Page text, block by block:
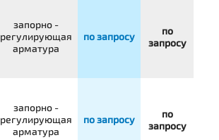
запорно -
регулирующая
арматура
по запросу
по
запросу
запорно -
регулирующая
арматура
по запросу
по
запросу